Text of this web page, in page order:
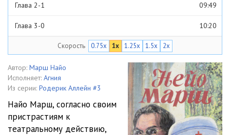
Глава 2-1 09:49
Глава 3-0 10:20
Глава 3-2 07:13
Глава 4-0 05:04
Глава 4-1 11:05
Глава 5-0 12:15
Скорость 0.75x 1x 1.25x 1.5x 2x
Автор: Марш Найо
Исполняет: Агния
Из серии: Родерик Аллейн #3
Найо Марш, согласно своим
пристрастиям к
театральному действию,